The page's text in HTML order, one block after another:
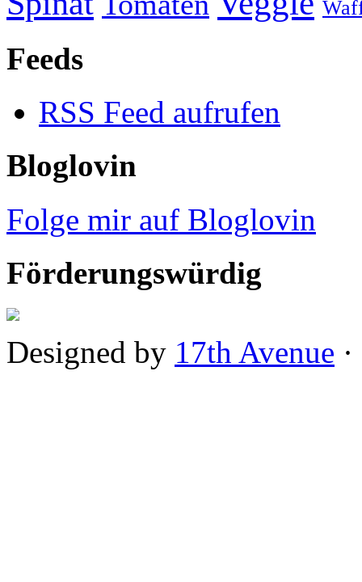
Feeds
RSS Feed aufrufen
Bloglovin
Folge mir auf Bloglovin
Förderungswürdig
Designed by 17th Avenue